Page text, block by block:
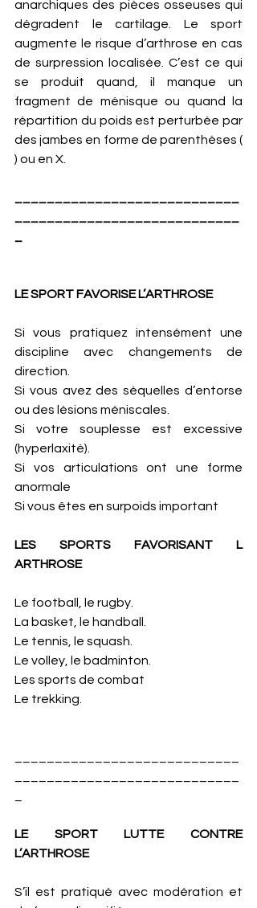
anarchiques des pièces osseuses qui
dégradent le cartilage. Le sport
augmente le risque d’arthrose en cas
de surpression localisée. C’est ce qui
se produit quand, il manque un
fragment de ménisque ou quand la
répartition du poids est perturbée par
des jambes en forme de parenthèses (
) ou en X.
LE SPORT FAVORISE L’ARTHROSE
Si vous pratiquez intensément une
discipline avec changements de
direction.
Si vous avez des séquelles d’entorse
ou des lésions méniscales.
Si votre souplesse est excessive
(hyperlaxité).
Si vos articulations ont une forme
anormale
Si vous êtes en surpoids important
LES SPORTS FAVORISANT L
ARTHROSE
Le football, le rugby.
La basket, le handball.
Le tennis, le squash.
Le volley, le badminton.
Les sports de combat
Le trekking.
LE SPORT LUTTE CONTRE
L’ARTHROSE
S’il est pratiqué avec modération et